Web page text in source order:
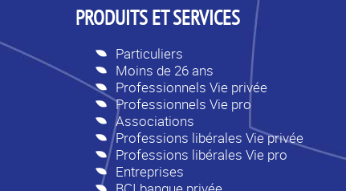
PRODUITS ET SERVICES
Particuliers
Moins de 26 ans
Professionnels Vie privée
Professionnels Vie pro
Associations
Professions libérales Vie privée
Professions libérales Vie pro
Entreprises